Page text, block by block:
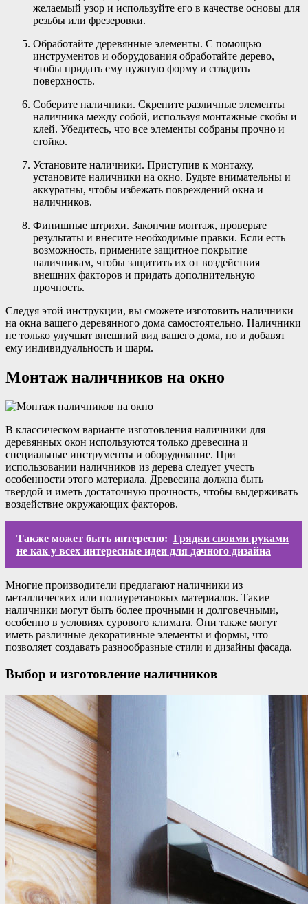
желаемый узор и используйте его в качестве основы для
резьбы или фрезеровки.
Обработайте деревянные элементы. С помощью
инструментов и оборудования обработайте дерево,
чтобы придать ему нужную форму и сгладить
поверхность.
Соберите наличники. Скрепите различные элементы
наличника между собой, используя монтажные скобы и
клей. Убедитесь, что все элементы собраны прочно и
стойко.
Установите наличники. Приступив к монтажу,
установите наличники на окно. Будьте внимательны и
аккуратны, чтобы избежать повреждений окна и
наличников.
Финишные штрихи. Закончив монтаж, проверьте
результаты и внесите необходимые правки. Если есть
возможность, примените защитное покрытие
наличникам, чтобы защитить их от воздействия
внешних факторов и придать дополнительную
прочность.
Следуя этой инструкции, вы сможете изготовить наличники
на окна вашего деревянного дома самостоятельно. Наличники
не только улучшат внешний вид вашего дома, но и добавят
ему индивидуальность и шарм.
Монтаж наличников на окно
В классическом варианте изготовления наличники для
деревянных окон используются только древесина и
специальные инструменты и оборудование. При
использовании наличников из дерева следует учесть
особенности этого материала. Древесина должна быть
твердой и иметь достаточную прочность, чтобы выдерживать
воздействие окружающих факторов.
Также может быть интересно: Грядки своими руками
не как у всех интересные идеи для дачного дизайна
Многие производители предлагают наличники из
металлических или полиуретановых материалов. Такие
наличники могут быть более прочными и долговечными,
особенно в условиях сурового климата. Они также могут
иметь различные декоративные элементы и формы, что
позволяет создавать разнообразные стили и дизайны фасада.
Выбор и изготовление наличников